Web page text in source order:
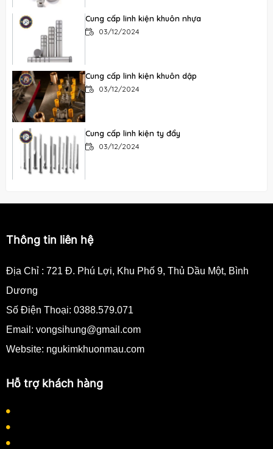
Cung cấp linh kiện khuôn nhựa
03/12/2024
Cung cấp linh kiện khuôn dập
03/12/2024
Cung cấp linh kiện ty đẩy
03/12/2024
03/12/2024
Thông tin liên hệ
Địa Chỉ : 721 Đ. Phú Lợi, Khu Phố 9, Thủ Dầu Một, Bình
Dương
Số Điện Thoại: 0388.579.071
Email: vongsihung@gmail.com
Website: ngukimkhuonmau.com
Hỗ trợ khách hàng